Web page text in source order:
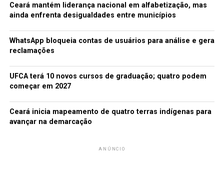
Ceará mantém liderança nacional em alfabetização, mas
ainda enfrenta desigualdades entre municípios
WhatsApp bloqueia contas de usuários para análise e gera
reclamações
UFCA terá 10 novos cursos de graduação; quatro podem
começar em 2027
Ceará inicia mapeamento de quatro terras indígenas para
avançar na demarcação
ANÚNCIO